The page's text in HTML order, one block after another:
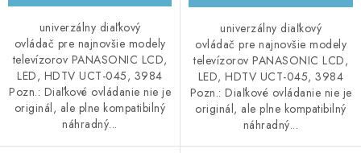
univerzálny diaľkový
ovládač pre najnovšie modely
televízorov PANASONIC LCD,
LED, HDTV UCT-045, 3984
Pozn.: Diaľkové ovládanie nie je
originál, ale plne kompatibilný
náhradný...
univerzálny diaľkový
ovládač pre najnovšie modely
televízorov PANASONIC LCD,
LED, HDTV UCT-045, 3984
Pozn.: Diaľkové ovládanie nie je
originál, ale plne kompatibilný
náhradný...